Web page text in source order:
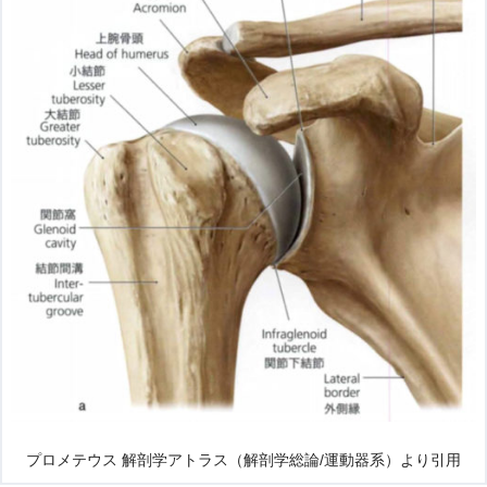
プロメテウス 解剖学アトラス（解剖学総論/運動器系）より引用